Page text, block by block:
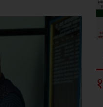
१